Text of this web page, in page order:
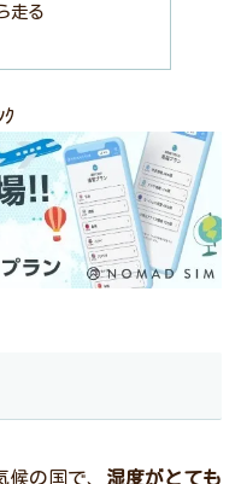
走る
ｸ
の国で、 湿度がとても